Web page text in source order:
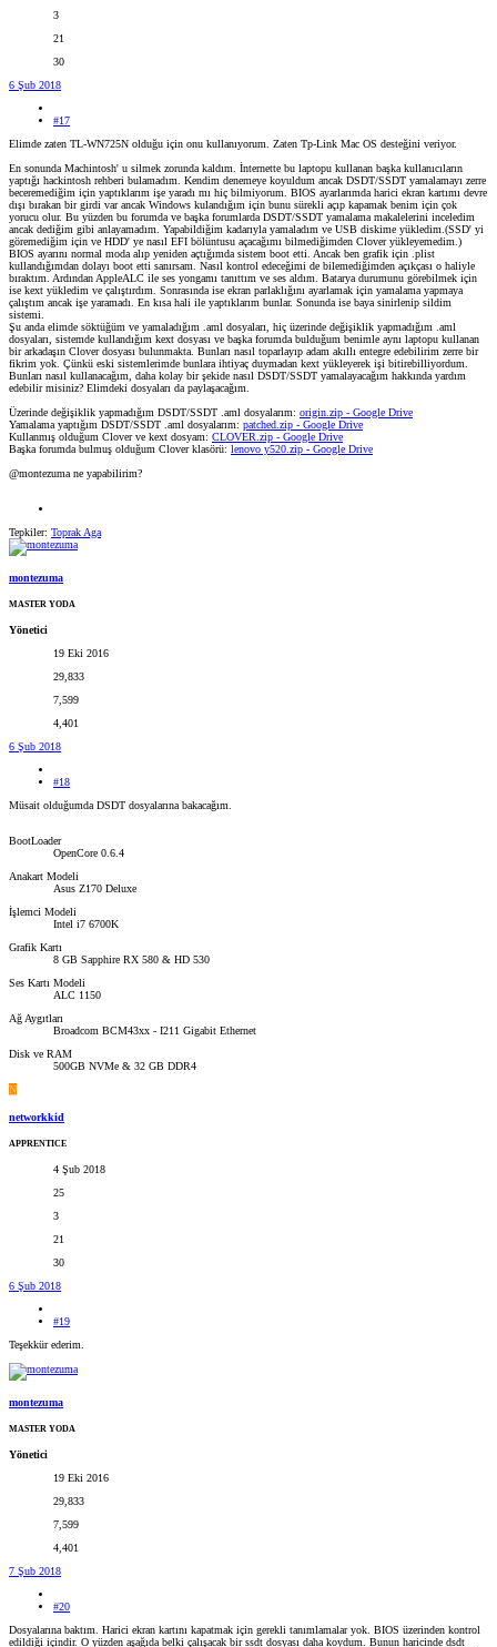
3
21
30
6 Şub 2018
#17
Elimde zaten TL-WN725N olduğu için onu kullanıyorum. Zaten Tp-Link Mac OS desteğini veriyor.
En sonunda Machintosh' u silmek zorunda kaldım. İnternette bu laptopu kullanan başka kullanıcıların
yaptığı hackintosh rehberi bulamadım. Kendim denemeye koyuldum ancak DSDT/SSDT yamalamayı zerre
beceremediğim için yaptıklarım işe yaradı mı hiç bilmiyorum. BIOS ayarlarımda harici ekran kartımı devre
dışı bırakan bir girdi var ancak Windows kulandığım için bunu sürekli açıp kapamak benim için çok
yorucu olur. Bu yüzden bu forumda ve başka forumlarda DSDT/SSDT yamalama makalelerini inceledim
ancak dediğim gibi anlayamadım. Yapabildiğim kadarıyla yamaladım ve USB diskime yükledim.(SSD' yi
göremediğim için ve HDD' ye nasıl EFI bölüntusu açacağımı bilmediğimden Clover yükleyemedim.)
BIOS ayarını normal moda alıp yeniden açtığımda sistem boot etti. Ancak ben grafik için .plist
kullandığımdan dolayı boot etti sanırsam. Nasıl kontrol edeceğimi de bilemediğimden açıkçası o haliyle
bıraktım. Ardından AppleALC ile ses yongamı tanıttım ve ses aldım. Batarya durumunu görebilmek için
ise kext yükledim ve çalıştırdım. Sonrasında ise ekran parlaklığını ayarlamak için yamalama yapmaya
çalıştım ancak işe yaramadı. En kısa hali ile yaptıklarım bunlar. Sonunda ise baya sinirlenip sildim
sistemi.
Şu anda elimde söktüğüm ve yamaladığım .aml dosyaları, hiç üzerinde değişiklik yapmadığım .aml
dosyaları, sistemde kullandığım kext dosyası ve başka forumda bulduğum benimle aynı laptopu kullanan
bir arkadaşın Clover dosyası bulunmakta. Bunları nasıl toparlayıp adam akıllı entegre edebilirim zerre bir
fikrim yok. Çünkü eski sistemlerimde bunlara ihtiyaç duymadan kext yükleyerek işi bitirebilliyordum.
Bunları nasıl kullanacağım, daha kolay bir şekide nasıl DSDT/SSDT yamalayacağım hakkında yardım
edebilir misiniz? Elimdeki dosyaları da paylaşacağım.
Üzerinde değişiklik yapmadığım DSDT/SSDT .aml dosyalarım: origin.zip - Google Drive
Yamalama yaptığım DSDT/SSDT .aml dosyalarım: patched.zip - Google Drive
Kullanmış olduğum Clover ve kext dosyam: CLOVER.zip - Google Drive
Başka forumda bulmuş olduğum Clover klasörü: lenovo y520.zip - Google Drive
@montezuma ne yapabilirim?
Tepkiler: Toprak Aga
montezuma
MASTER YODA
Yönetici
19 Eki 2016
29,833
7,599
4,401
6 Şub 2018
#18
Müsait olduğumda DSDT dosyalarına bakacağım.
BootLoader
OpenCore 0.6.4
Anakart Modeli
Asus Z170 Deluxe
İşlemci Modeli
Intel i7 6700K
Grafik Kartı
8 GB Sapphire RX 580 & HD 530
Ses Kartı Modeli
ALC 1150
Ağ Aygıtları
Broadcom BCM43xx - I211 Gigabit Ethernet
Disk ve RAM
500GB NVMe & 32 GB DDR4
N
networkkid
APPRENTICE
4 Şub 2018
25
3
21
30
6 Şub 2018
#19
Teşekkür ederim.
montezuma
MASTER YODA
Yönetici
19 Eki 2016
29,833
7,599
4,401
7 Şub 2018
#20
Dosyalarına baktım. Harici ekran kartını kapatmak için gerekli tanımlamalar yok. BIOS üzerinden kontrol
edildiği içindir. O yüzden aşağıda belki çalışacak bir ssdt dosyası daha koydum. Bunun haricinde dsdt